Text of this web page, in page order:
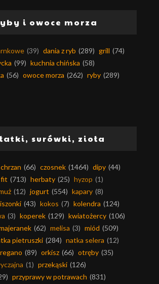
i owoce morza
(39) dania z ryb (289) grill (74)
(99) kuchnia chińska (58)
(56) owoce morza (262) ryby (289)
surówki, zioła
chrzan (66) czosnek (1464) dipy (44)
fit (713) herbaty (25) hyzop (1)
(12) jogurt (554) kapary (8)
(43) kokos (7) kolendra (124)
(3) koperek (129) kwiatożercy (106)
(62) melisa (3) miód (509)
pietruszki (284) natka selera (12)
(89) orkisz (66) otręby (35)
(1) przekąski (126)
przyprawy w potrawach (831)